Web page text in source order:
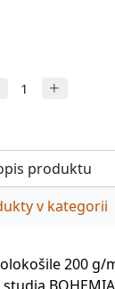
produktu
v kategorii
200 g/